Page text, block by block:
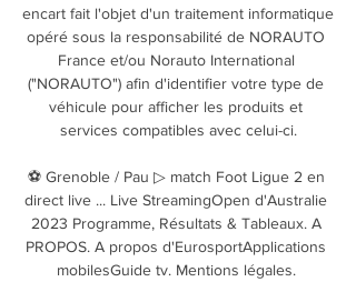
encart fait l'objet d'un traitement informatique
opéré sous la responsabilité de NORAUTO
France et/ou Norauto International
("NORAUTO") afin d'identifier votre type de
véhicule pour afficher les produits et
services compatibles avec celui-ci.
⚽ Grenoble / Pau ▷ match Foot Ligue 2 en
direct live ... Live StreamingOpen d'Australie
2023 Programme, Résultats & Tableaux. A
PROPOS. A propos d'EurosportApplications
mobilesGuide tv. Mentions légales.